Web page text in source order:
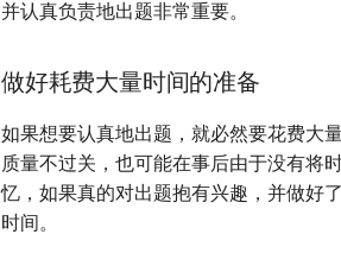
并认真负责地出题非常重要。
做好耗费大量时间的准备
如果想要认真地出题，就必然要花费大
质量不过关，也可能在事后由于没有将
忆，如果真的对出题抱有兴趣，并做好
时间。